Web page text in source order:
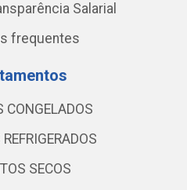
Salarial
frequentes
CONGELADOS
SECOS